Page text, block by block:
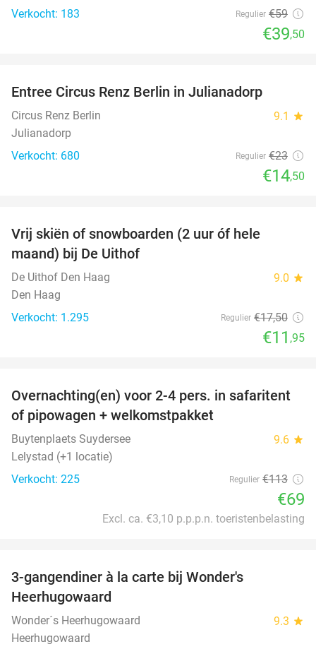
Verkocht: 183
Regulier €59
€39,50
Entree Circus Renz Berlin in Julianadorp
Circus Renz Berlin 9.1 star
Julianadorp
Verkocht: 680
Regulier €23
€14,50
Vrij skiën of snowboarden (2 uur óf hele
maand) bij De Uithof
De Uithof Den Haag 9.0 star
Den Haag
Verkocht: 1.295
Regulier €17,50
€11 ,95
39%
Overnachting(en) voor 2-4 pers. in safaritent
of pipowagen + welkomstpakket
Buytenplaets Suydersee 9.6 star
Lelystad (+1 locatie)
Verkocht: 225
Regulier €113
€69
Excl. ca. €3,10 p.p.p.n. toeristenbelasting
3-gangendiner à la carte bij Wonder's
Heerhugowaard
Wonder´s Heerhugowaard 9.3 star
Heerhugowaard